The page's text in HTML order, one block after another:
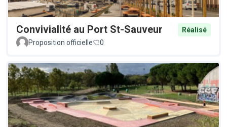
Convivialité au Port St-Sauveur
Réalisé
Proposition officielle
0